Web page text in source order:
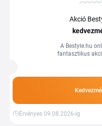
Akció
A Bestyle.hu
fantasztikus
Érvényes 09.08.2026-ig